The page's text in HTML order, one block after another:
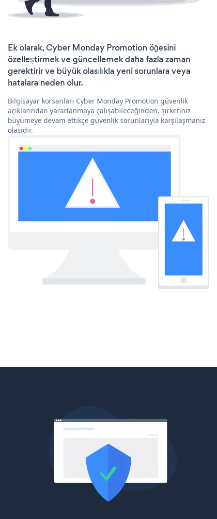
Ek olarak, Cyber Monday Promotion öğesini
özelleştirmek ve güncellemek daha fazla zaman
gerektirir ve büyük olasılıkla yeni sorunlara veya
hatalara neden olur.
Bilgisayar korsanları Cyber Monday Promotion güvenlik
açıklarından yararlanmaya çalışabileceğinden, şirketiniz
büyümeye devam ettikçe güvenlik sorunlarıyla karşılaşmanız
olasıdır.